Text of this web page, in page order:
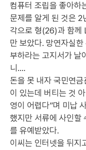
컴퓨터 조립을 좋아하
문제를 알게 된 것은
각으로 형(26)과 함께
만 보았다. 망연자실
부하라는 고지서가 날
니….
돈을 못 내자 국민연
이 있는데 버티는 것
영이 어렵다”며 미납
했지만 서류에 사인할
를 유예받았다.
이씨는 인터넷을 뒤지